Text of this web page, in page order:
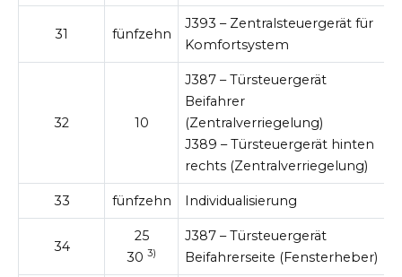
31 fünfzehn
J393 – Zentralsteuergerät für
Komfortsystem
32 10
J387 – Türsteuergerät
Beifahrer
(Zentralverriegelung)
J389 – Türsteuergerät hinten
rechts (Zentralverriegelung)
33 fünfzehn Individualisierung
34
25
30 3)
J387 – Türsteuergerät
Beifahrerseite (Fensterheber)